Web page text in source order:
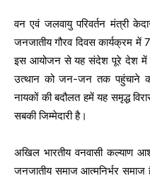
वन एवं जलवायु परिवर्तन मंत्री
जनजातीय गौरव दिवस कार्यक्रम
इस आयोजन से यह संदेश पूरे देश में
उत्थान को जन-जन तक पहुंचाने का
नायकों की बदौलत हमें यह समृद्ध
सबकी जिम्मेदारी है।
अखिल भारतीय वनवासी कल्याण
जनजातीय समाज आत्मनिर्भर